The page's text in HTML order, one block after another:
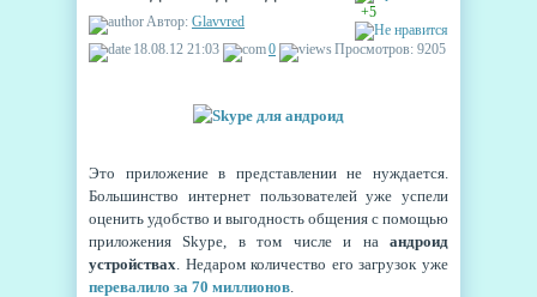
+5
Автор: Glavvred
18.08.12 21:03
0 Просмотров: 9205
Это приложение в представлении не нуждается.
Большинство интернет пользователей уже успели
оценить удобство и выгодность общения с помощью
приложения Skype, в том числе и на андроид
устройствах. Недаром количество его загрузок уже
перевалило за 70 миллионов.